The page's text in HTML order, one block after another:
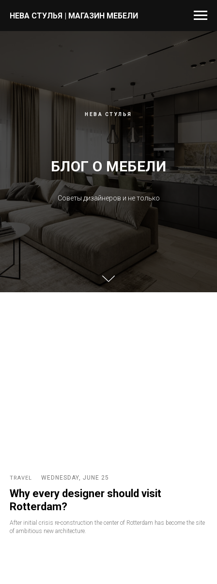
НЕВА СТУЛЬЯ | МАГАЗИН МЕБЕЛИ
НЕВА СТУЛЬЯ
БЛОГ О МЕБЕЛИ
Советы дизайнеров и не только
TRAVEL WEDNESDAY, JUNE 25
Why every designer should visit
Rotterdam?
After initial crisis re-construction the center of Rotterdam has become the site
of ambitious new architecture.